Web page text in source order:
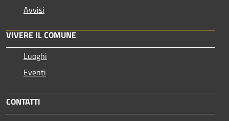
Avvisi
VIVERE IL COMUNE
Luoghi
Eventi
CONTATTI